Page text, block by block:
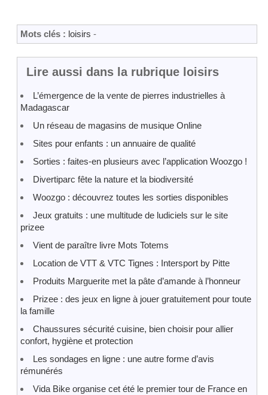
Mots clés : loisirs -
Lire aussi dans la rubrique loisirs
L’émergence de la vente de pierres industrielles à
Madagascar
Un réseau de magasins de musique Online
Sites pour enfants : un annuaire de qualité
Sorties : faites-en plusieurs avec l’application Woozgo !
Divertiparc fête la nature et la biodiversité
Woozgo : découvrez toutes les sorties disponibles
Jeux gratuits : une multitude de ludiciels sur le site
prizee
Vient de paraître livre Mots Totems
Location de VTT & VTC Tignes : Intersport by Pitte
Produits Marguerite met la pâte d’amande à l’honneur
Prizee : des jeux en ligne à jouer gratuitement pour toute
la famille
Chaussures sécurité cuisine, bien choisir pour allier
confort, hygiène et protection
Les sondages en ligne : une autre forme d’avis
rémunérés
Vida Bike organise cet été le premier tour de France en